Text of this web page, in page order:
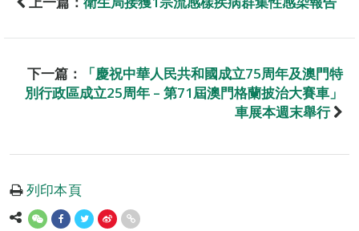
下一篇：
「慶祝中華人民共和國成立75周年及澳門特
別行政區成立25周年 – 第71屆澳門格蘭披治大賽車」
車展本週末舉行
列印本頁